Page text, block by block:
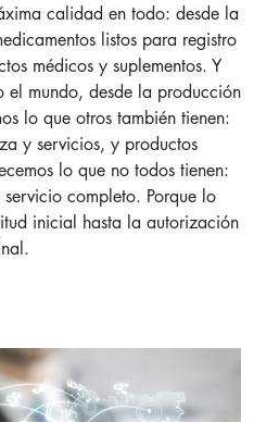
calidad en todo: desde la
listos para registro
médicos y suplementos. Y
el mundo, desde la producción
lo que otros también tienen:
y servicios, y productos
lo que no todos tienen:
completo. Porque lo
inicial hasta la autorización